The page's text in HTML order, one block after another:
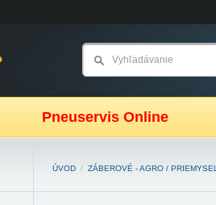
Pneuservis Online
ÚVOD / ZÁBEROVÉ - AGRO / PRIEMYSEL